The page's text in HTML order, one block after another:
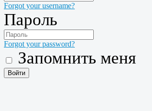
Forgot your username?
Пароль
Forgot your password?
Запомнить меня